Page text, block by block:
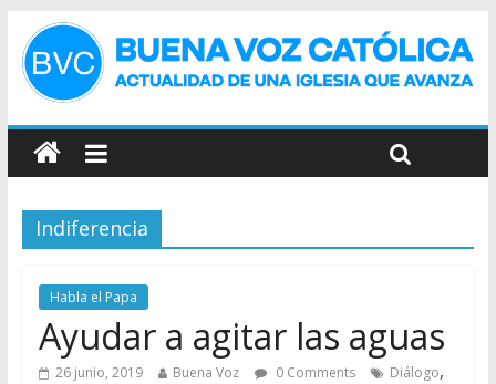
Indiferencia
Habla el Papa
Ayudar a agitar las aguas
26 junio, 2019 Buena Voz 0 Comments Diálogo,